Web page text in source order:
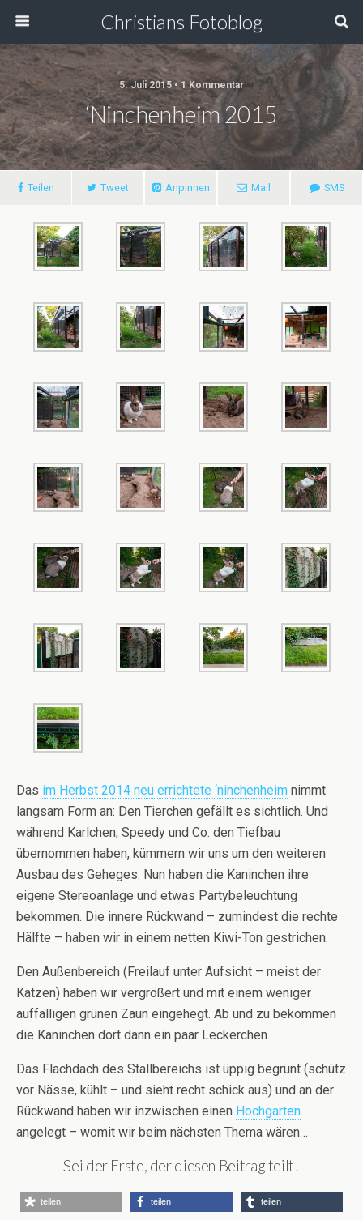
Christians Fotoblog
5. Juli 2015 • 1 Kommentar
‘ninchenheim 2015
Teilen Tweet Anpinnen Mail SMS
Das im Herbst 2014 neu errichtete ‘ninchenheim nimmt
langsam Form an: Den Tierchen gefällt es sichtlich. Und
während Karlchen, Speedy und Co. den Tiefbau
übernommen haben, kümmern wir uns um den weiteren
Ausbau des Geheges: Nun haben die Kaninchen ihre
eigene Stereoanlage und etwas Partybeleuchtung
bekommen. Die innere Rückwand – zumindest die rechte
Hälfte – haben wir in einem netten Kiwi-Ton gestrichen.
Den Außenbereich (Freilauf unter Aufsicht – meist der
Katzen) haben wir vergrößert und mit einem weniger
auffälligen grünen Zaun eingehegt. Ab und zu bekommen
die Kaninchen dort dann ein paar Leckerchen.
Das Flachdach des Stallbereichs ist üppig begrünt (schütz
vor Nässe, kühlt – und sieht recht schick aus) und an der
Rückwand haben wir inzwischen einen Hochgarten
angelegt – womit wir beim nächsten Thema wären…
Sei der Erste, der diesen Beitrag teilt!
teilen teilen teilen